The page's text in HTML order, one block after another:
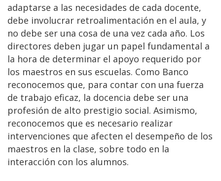
adaptarse a las necesidades de cada docente,
debe involucrar retroalimentación en el aula, y
no debe ser una cosa de una vez cada año. Los
directores deben jugar un papel fundamental a
la hora de determinar el apoyo requerido por
los maestros en sus escuelas. Como Banco
reconocemos que, para contar con una fuerza
de trabajo eficaz, la docencia debe ser una
profesión de alto prestigio social. Asimismo,
reconocemos que es necesario realizar
intervenciones que afecten el desempeño de los
maestros en la clase, sobre todo en la
interacción con los alumnos.